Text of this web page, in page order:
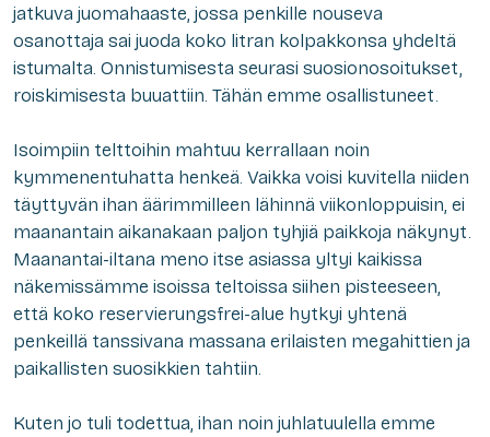
jatkuva juomahaaste, jossa penkille nouseva
osanottaja sai juoda koko litran kolpakkonsa yhdeltä
istumalta. Onnistumisesta seurasi suosionosoitukset,
roiskimisesta buuattiin. Tähän emme osallistuneet.
Isoimpiin telttoihin mahtuu kerrallaan noin
kymmenentuhatta henkeä. Vaikka voisi kuvitella niiden
täyttyvän ihan äärimmilleen lähinnä viikonloppuisin, ei
maanantain aikanakaan paljon tyhjiä paikkoja näkynyt.
Maanantai-iltana meno itse asiassa yltyi kaikissa
näkemissämme isoissa teltoissa siihen pisteeseen,
että koko reservierungsfrei-alue hytkyi yhtenä
penkeillä tanssivana massana erilaisten megahittien ja
paikallisten suosikkien tahtiin.
Kuten jo tuli todettua, ihan noin juhlatuulella emme